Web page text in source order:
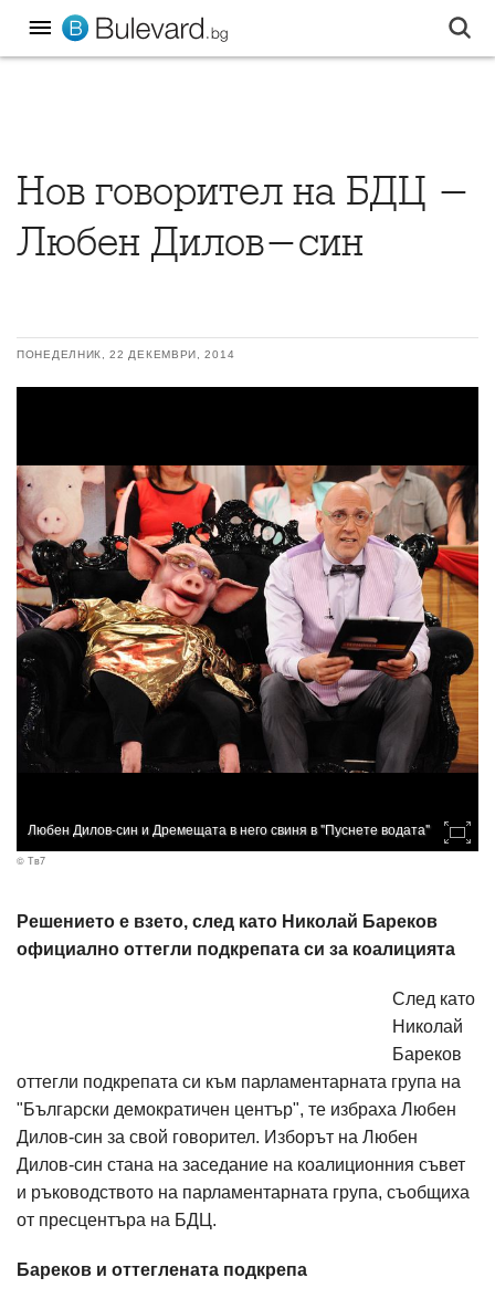
Нов говорител на БДЦ -
Любен Дилов-син
ПОНЕДЕЛНИК, 22 ДЕКЕМВРИ, 2014
Любен Дилов-син и Дремещата в него свиня в "Пуснете водата"
© Тв7
Решението е взето, след като Николай Бареков
официално оттегли подкрепата си за коалицията
След като
Николай
Бареков
оттегли подкрепата си към парламентарната група на
"Български демократичен център", те избраха Любен
Дилов-син за свой говорител. Изборът на Любен
Дилов-син стана на заседание на коалиционния съвет
и ръководството на парламентарната група, съобщиха
от пресцентъра на БДЦ.
Бареков и оттеглената подкрепа